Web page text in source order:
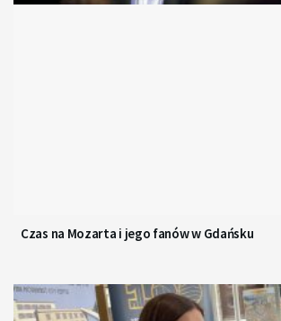
Czas na Mozarta i jego fanów w Gdańsku